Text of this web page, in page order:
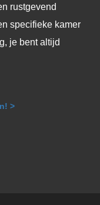
rustgevend
specifieke kamer
je bent altijd
>